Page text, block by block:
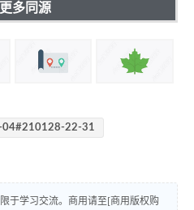
多同源
04#210128-22-31
于学习交流。商用请至[商用版权购